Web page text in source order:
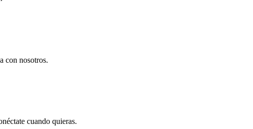
con nosotros.
cuando quieras.